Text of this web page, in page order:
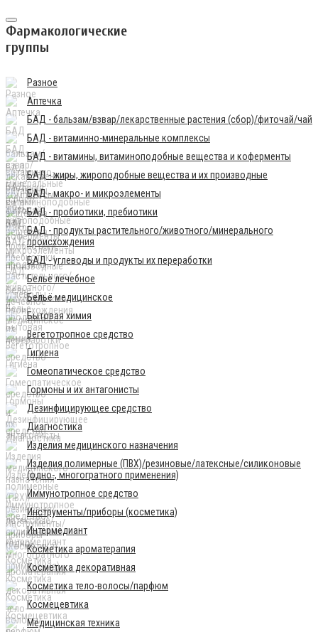
Фармакологические
группы
Разное
Аптечка
БАД - бальзам/взвар/лекарственные растения (сбор)/фиточай/чай
БАД - витаминно-минеральные комплексы
БАД - витамины, витаминоподобные вещества и коферменты
БАД - жиры, жироподобные вещества и их производные
БАД - макро- и микроэлементы
БАД - пробиотики, пребиотики
БАД - продукты растительного/животного/минерального
происхождения
БАД - углеводы и продукты их переработки
Бельё лечебное
Бельё медицинское
Бытовая химия
Вегетотропное средство
Гигиена
Гомеопатическое средство
Гормоны и их антагонисты
Дезинфицирующее средство
Диагностика
Изделия медицинского назначения
Изделия полимерные (ПВХ)/резиновые/латексные/силиконовые
(одно-, многогратного применения)
Иммунотропное средство
Инструменты/приборы (косметика)
Интермедиант
Косметика ароматерапия
Косметика декоративная
Косметика тело-волосы/парфюм
Космецевтика
Медицинская техника